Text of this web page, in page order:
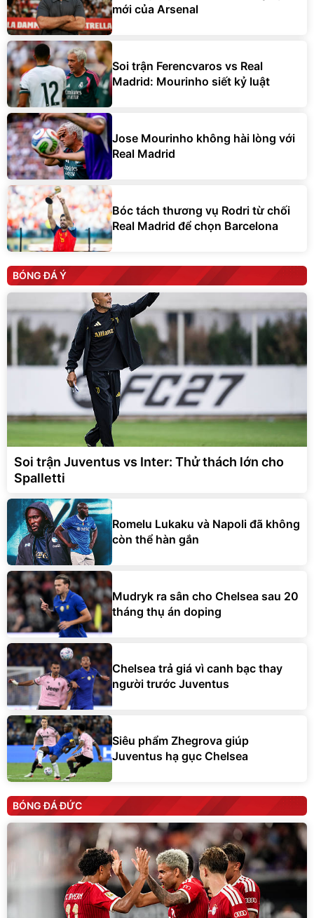
mới của Arsenal
Soi trận Ferencvaros vs Real
Madrid: Mourinho siết kỷ luật
Jose Mourinho không hài lòng với
Real Madrid
Bóc tách thương vụ Rodri từ chối
Real Madrid để chọn Barcelona
BÓNG ĐÁ Ý
Soi trận Juventus vs Inter: Thử thách lớn cho
Spalletti
Romelu Lukaku và Napoli đã không
còn thể hàn gắn
Mudryk ra sân cho Chelsea sau 20
tháng thụ án doping
Chelsea trả giá vì canh bạc thay
người trước Juventus
Siêu phẩm Zhegrova giúp
Juventus hạ gục Chelsea
BÓNG ĐÁ ĐỨC